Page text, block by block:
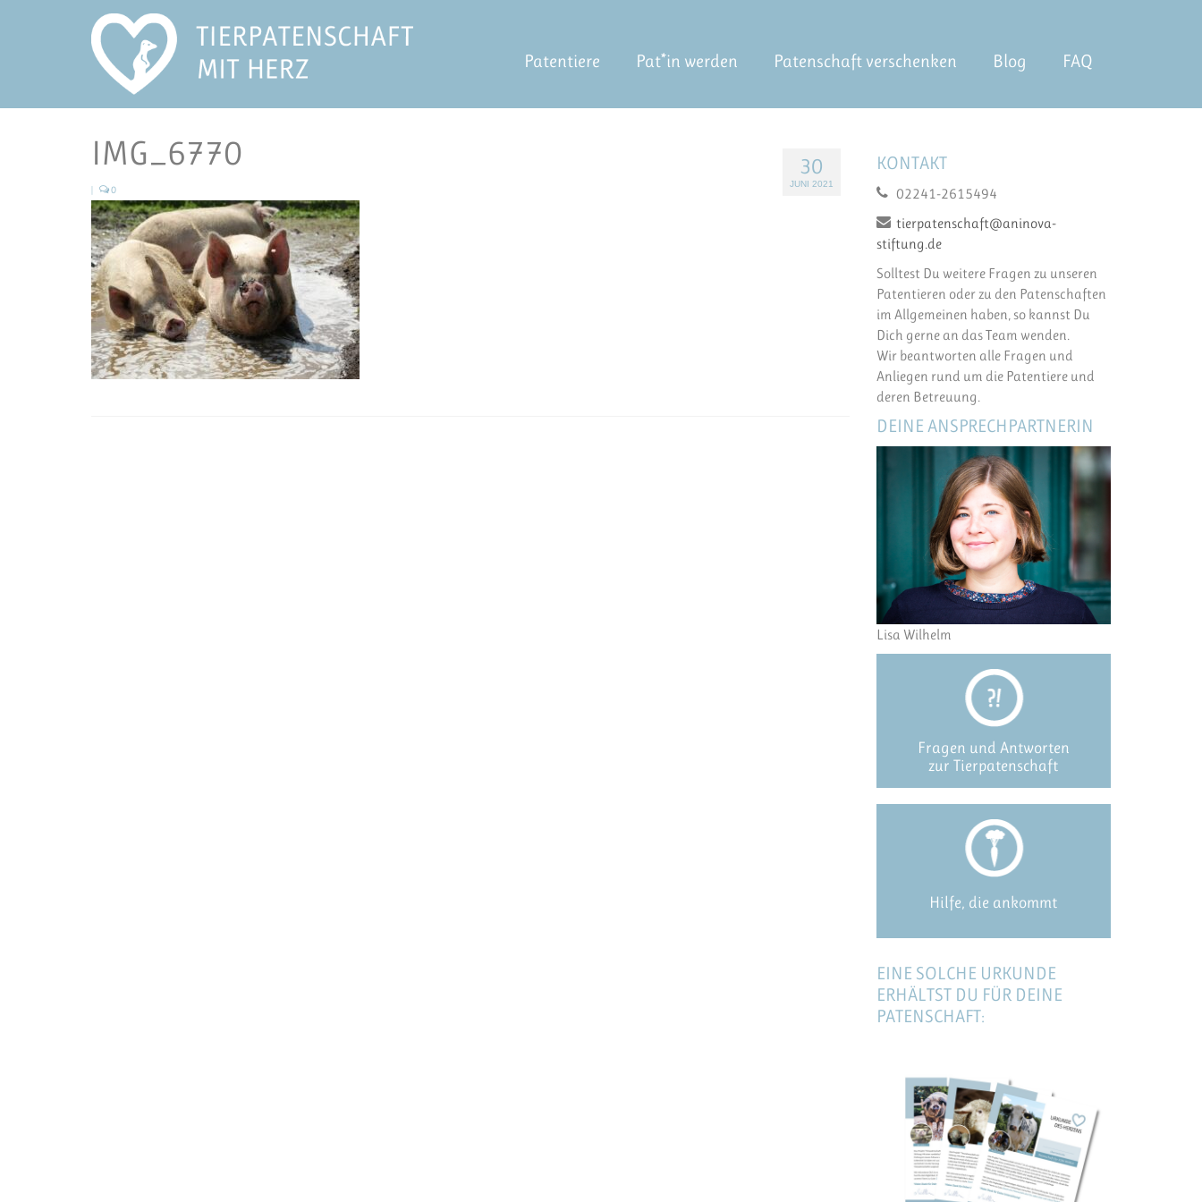
Patentiere Pat*in werden Patenschaft verschenken Blog FAQ
30
JUNI 2021
IMG_6770
0
KONTAKT
02241-2615494
tierpatenschaft@aninova-
stiftung.de
Solltest Du weitere Fragen zu unseren
Patentieren oder zu den Patenschaften
im Allgemeinen haben, so kannst Du
Dich gerne an das Team wenden.
Wir beantworten alle Fragen und
Anliegen rund um die Patentiere und
deren Betreuung.
DEINE ANSPRECHPARTNERIN
Lisa Wilhelm
Fragen und Antworten
zur Tierpatenschaft
Hilfe, die ankommt
EINE SOLCHE URKUNDE
ERHÄLTST DU FÜR DEINE
PATENSCHAFT: